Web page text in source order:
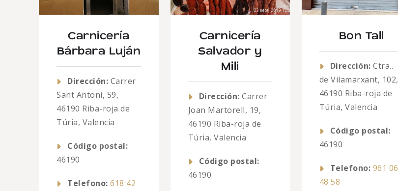
Carnicería
Bárbara Luján
Dirección: Carrer
Sant Antoni, 59,
46190 Riba-roja de
Túria, Valencia
Código postal:
46190
Telefono: 618 42
Carnicería
Salvador y
Mili
Dirección: Carrer
Joan Martorell, 19,
46190 Riba-roja de
Túria, Valencia
Código postal:
46190
Bon Tall
Dirección: Ctra..
de Vilamarxant, 102,
46190 Riba-roja de
Túria, Valencia
Código postal:
46190
Telefono: 961 06
48 58